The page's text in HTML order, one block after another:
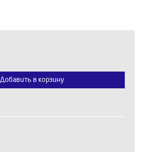
Добавить в корзину